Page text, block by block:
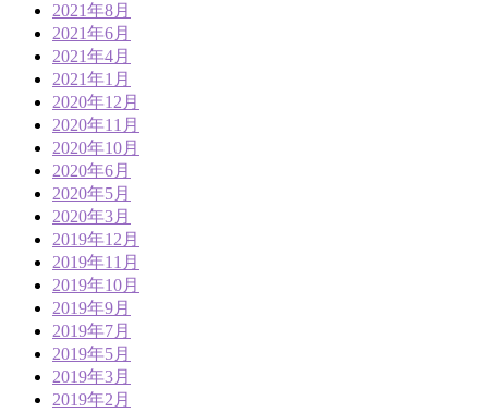
2021年8月
2021年6月
2021年4月
2021年1月
2020年12月
2020年11月
2020年10月
2020年6月
2020年5月
2020年3月
2019年12月
2019年11月
2019年10月
2019年9月
2019年7月
2019年5月
2019年3月
2019年2月